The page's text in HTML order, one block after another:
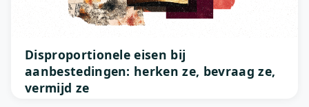
Disproportionele eisen bij
aanbestedingen: herken ze, bevraag ze,
vermijd ze